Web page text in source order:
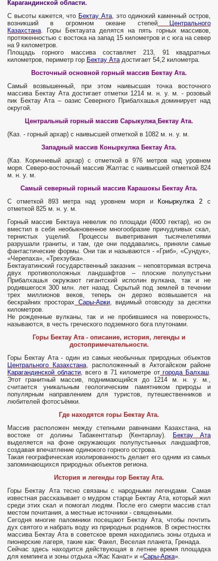
Карагандинской области.
С высоты кажется, что Бектау Ата, это одинокий каменный остров,
возникший в огромном океане степейЦентрального
Казахстана. Горы Бектауата делятся на пять горных массивов,
протяженностью с востока на запад 15 километров и с юга на север
на 9 километров.
Площадь горного массива составляет 213, 91 квадратных
километров, периметр гор Бектау Атадостигает 54,2 километра.
Восточный основной горный массив Бектау Ата.
Самый возвышенный, при этом наивысшая точка восточного
массива Бектау Ата достигает отметки 1214 м. н. у. м. - розовый
пик Бектау Ата – оазис Северного Прибалхашья доминирует над
округой.
Центральный горный массив Сарыкулжа Бектау Ата.
(Каз. - горный архар) с наивысшей отметкой в 1082 м. н. у. м.
Западный массив Коныркулжа Бектау Ата.
(Каз. Коричневый архар) с отметкой в 976 метров над уровнем
моря. Северо-восточный массив Жалтас с наивысшей отметкой 824
м. н. у. м.
Самый северный горный массив Карашокы Бектау Ата.
С отметкой 893 метра над уровнем моря и
Коныркулжа 2с
отметкой 825 м. н. у. м.
Горный массив Бектауа невелик по площади (4000 гектар), но он
вместил в себя необыкновенное многообразие причудливых скал,
тернистых ущелий. Процессы выветривания тысячелетиями
разрушали граниты, и там, где они поддавались, приняли самые
фантастические формы. Они так и называются - «Гриб», «Сундук»,
«Черепаха», «Трехзубка».
Бектауатинский государственный заказник – неповторимая встреча
двух противоположных ландшафтов – плоские полупустыни
Прибалхашья окружают гигантский исполин вулкана, так и не
родившегося 300 млн. лет назад. Скрытый под землей в течении
трех миллионов веков, теперь он дерзко возвышается на
бескрайних просторах Сары-Арки, видимый отовсюду за десятки
километров.
Не рожденные вулканы, так и не пробившиеся на поверхность,
называются, в честь греческого подземного бога плутонами.
Горы Бектау Ата - описание, история, легенды и
достопримечательности.
Горы Бектау Ата - один из самых необычных природных объектов
Центрального Казахстана, расположенный в Актогайском районе
Карагандинской области, всего в 71 километре отгорода Балхаш.
Этот гранитный массив, поднимающийся до 1214 м. н. у. м.,
считается уникальным геологическим памятником природы и
популярным направлением для туристов, путешественников и
любителей фотосъёмки.
Где находятся горы Бектау Ата.
Массив расположен между степными равнинами Казахстана, на
востоке от долины Табакенттатыр (Кентарлау).
Бектау Ата
выделяется на фоне окружающих полупустынных ландшафтов,
создавая впечатление одинокого горного острова.
Такая географическая изолированность делает его одним из самых
запоминающихся природных объектов региона.
История и легенды гор Бектау Ата.
Горы Бектау Ата тесно связаны с народными легендами. Самая
известная рассказывает о мудром старце Бектау Ата, который жил
среди этих скал и помогал людям. После его смерти массив стал
местом почитания, а местные источники - священными.
Сегодня многие паломники посещают Бектау Ата, чтобы почтить
дух святого и набрать воду из природных родников. В окрестностях
массива Бектау Ата в советское время находились зоны отдыха и
пионерские лагеря, такие как: Факел, Веселая планета, Гренада.
Сейчас здесь находится действующая в летнее время площадка
для кемпинга и зоны отдыха «Жас Канат» и «Сары-Арка».